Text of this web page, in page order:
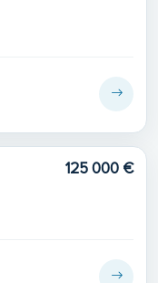
125 000 €